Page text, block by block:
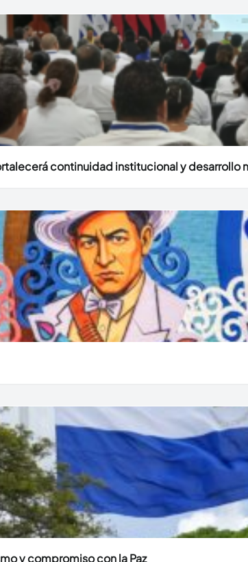
continuidad institucional y desarrollo
y compromiso con la Paz